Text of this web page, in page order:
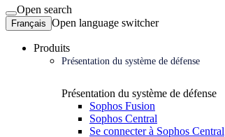
Open search
Français Open language switcher
Produits
Présentation du système de défense
Présentation du système de défense
Sophos Fusion
Sophos Central
Se connecter à Sophos Central